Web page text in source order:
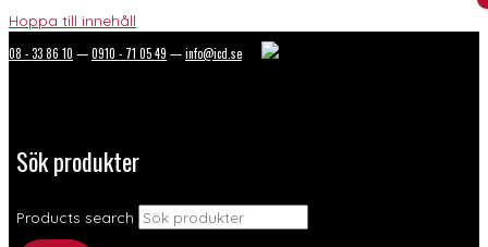
Hoppa till innehåll
08 - 33 86 10 —0910 - 71 05 49 —info@icd.se
Sök produkter
Products search